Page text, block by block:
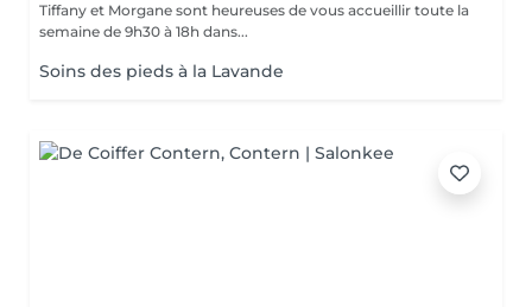
Tiffany et Morgane sont heureuses de vous accueillir toute la
semaine de 9h30 à 18h dans...
Soins des pieds à la Lavande